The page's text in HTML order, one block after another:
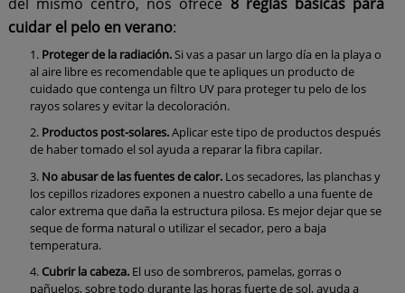
cuidar el pelo en verano:
Proteger de la radiación.Si vas a pasar un largo día en la playa o
al aire libre es recomendable que te apliques un producto de
cuidado que contenga un filtro UV para proteger tu pelo de los
rayos solares y evitar la decoloración.
Productos post-solares.Aplicar este tipo de productos después
de haber tomado el sol ayuda a reparar la fibra capilar.
No abusar de las fuentes de calor.Los secadores, las planchas y
los cepillos rizadores exponen a nuestro cabello a una fuente de
calor extrema que daña la estructura pilosa. Es mejor dejar que se
seque de forma natural o utilizar el secador, pero a baja
temperatura.
Cubrir la cabeza.El uso de sombreros, pamelas, gorras o
pañuelos, sobre todo durante las horas fuerte de sol, ayuda a